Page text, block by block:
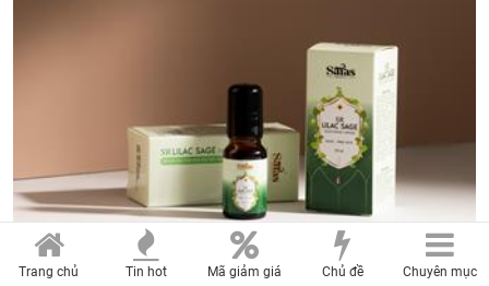
Trang chủ Tin hot Mã giảm giá Chủ đề Chuyên mục